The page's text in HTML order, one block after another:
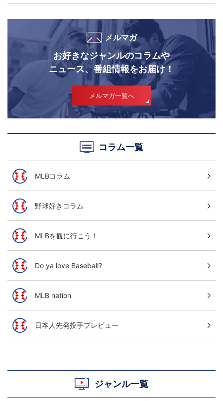
メルマガ
お好きなジャンルのコラムや
ニュース、番組情報をお届け！
メルマガ一覧へ
コラム一覧
MLBコラム
野球好きコラム
MLBを観に行こう！
Do ya love Baseball?
MLB nation
日本人先発投手プレビュー
ジャンル一覧